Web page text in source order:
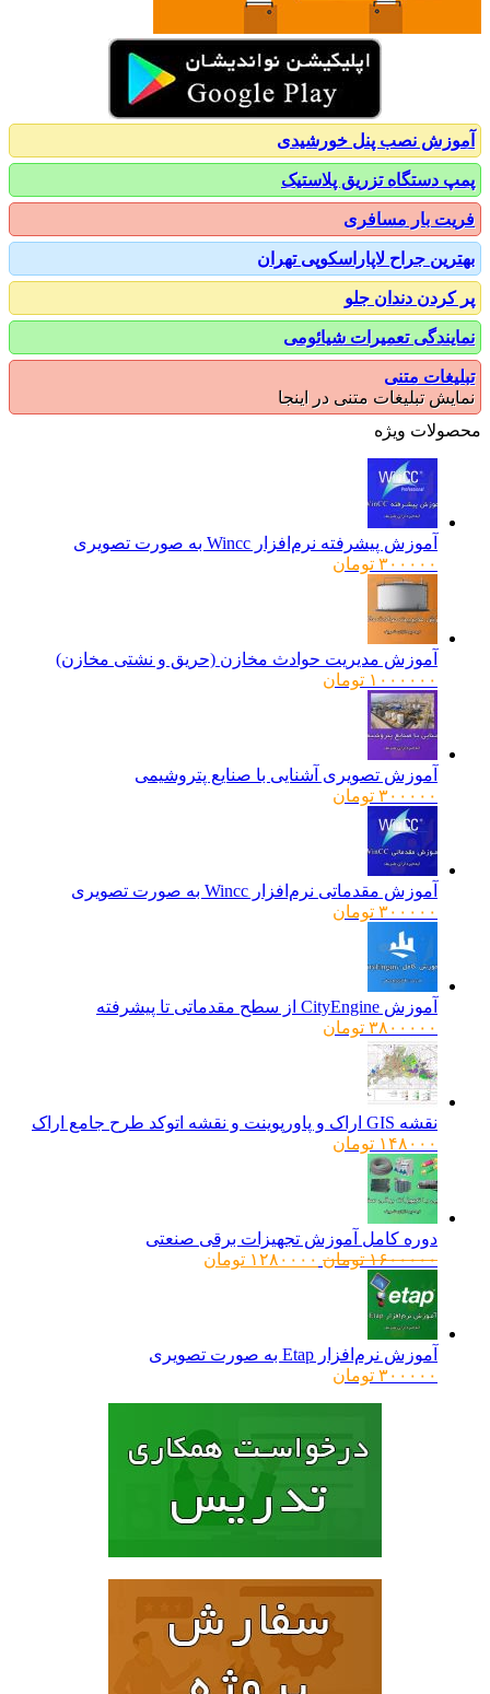
نصب پنل خورشیدی
دستگاه تزریق پلاستیک
بار مسافری
جراح لاپاراسکوپی تهران
دندان جلو
تعمیرات شیائومی
متنی
تبلیغات متنی در اینجا
ویژه
آموزش پیشرفته نرم‌افزار Wincc به صورت تصویری
۳۰۰۰۰۰ تومان
آموزش مدیریت حوادث مخازن (حریق و نشتی مخازن)
۱۰۰۰۰۰۰ تومان
آموزش تصویری آشنایی با صنایع پتروشیمی
۳۰۰۰۰۰ تومان
آموزش مقدماتی نرم‌افزار Wincc به صورت تصویری
۳۰۰۰۰۰ تومان
آموزش CityEngine از سطح مقدماتی تا پیشرفته
۳۸۰۰۰۰۰ تومان
نقشه GIS اراک و پاورپوینت و نقشه اتوکد طرح جامع اراک
۱۴۸۰۰۰ تومان
دوره کامل آموزش تجهیزات برقی صنعتی
۱۶۰۰۰۰۰ تومانقیمت
۱۲۸۰۰۰۰ تومانقیمت
آموزش نرم‌افزار Etap به صورت تصویری
۳۰۰۰۰۰ تومان